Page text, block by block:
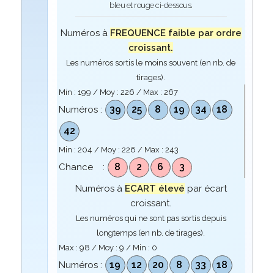
bleu et rouge ci-dessous.
Numéros à FREQUENCE faible par ordre
croissant.
Les numéros sortis le moins souvent (en nb. de
tirages).
Min : 199 / Moy : 226 / Max : 267
Numéros : 39 25 8 19 34
18
42
Min : 204 / Moy : 226 / Max : 243
Chance : 8 2 6 3
Numéros à ECART élevé par écart
croissant.
Les numéros qui ne sont pas sortis depuis
longtemps (en nb. de tirages).
Max : 98 / Moy : 9 / Min : 0
Numéros : 19 12 20 8 33
18